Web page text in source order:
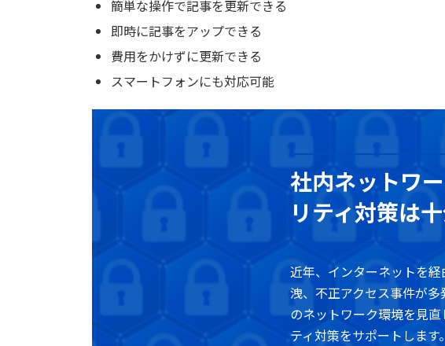
簡単な操作で記事を更新できる
即時に記事をアップできる
費用をかけずに更新できる
スマートフォンにも対応可能
社内ネットワ
リティ対策は
近年、インターネットを
洩、不正アクセス事件が
のネットワーク環境を見
ティ対策をサポートします。